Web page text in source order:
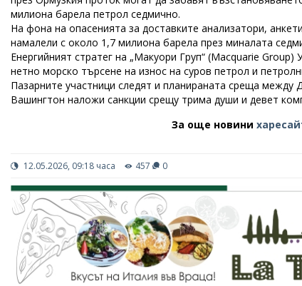
милиона барела петрол седмично.
На фона на опасенията за доставките анализатори,
намалели с около 1,7 милиона барела през миналата
Енергийният стратег на „Макуори Груп“ (Macquarie
нетно морско търсене на износ на суров петрол и
Пазарните участници следят и планираната среща
Вашингтон наложи санкции срещу трима души и девет
За още новини
12.05.2026, 09:18 часа 457 0